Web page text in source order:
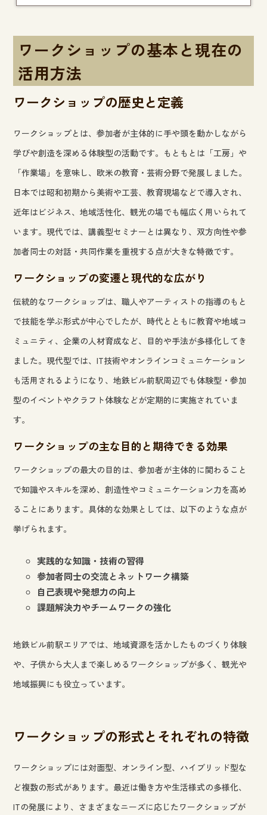
ワークショップの基本と現在の
活用方法
ワークショップの歴史と定義
ワークショップとは、参加者が主体的に手や頭を動かしながら
学びや創造を深める体験型の活動です。もともとは「工房」や
「作業場」を意味し、欧米の教育・芸術分野で発展しました。
日本では昭和初期から美術や工芸、教育現場などで導入され、
近年はビジネス、地域活性化、観光の場でも幅広く用いられて
います。現代では、講義型セミナーとは異なり、双方向性や参
加者同士の対話・共同作業を重視する点が大きな特徴です。
ワークショップの変遷と現代的な広がり
伝統的なワークショップは、職人やアーティストの指導のもと
で技能を学ぶ形式が中心でしたが、時代とともに教育や地域コ
ミュニティ、企業の人材育成など、目的や手法が多様化してき
ました。現代型では、IT技術やオンラインコミュニケーション
も活用されるようになり、地鉄ビル前駅周辺でも体験型・参加
型のイベントやクラフト体験などが定期的に実施されていま
す。
ワークショップの主な目的と期待できる効果
ワークショップの最大の目的は、参加者が主体的に関わること
で知識やスキルを深め、創造性やコミュニケーション力を高め
ることにあります。具体的な効果としては、以下のような点が
挙げられます。
実践的な知識・技術の習得
参加者同士の交流とネットワーク構築
自己表現や発想力の向上
課題解決力やチームワークの強化
地鉄ビル前駅エリアでは、地域資源を活かしたものづくり体験
や、子供から大人まで楽しめるワークショップが多く、観光や
地域振興にも役立っています。
ワークショップの形式とそれぞれの特徴
ワークショップには対面型、オンライン型、ハイブリッド型な
ど複数の形式があります。最近は働き方や生活様式の多様化、
ITの発展により、さまざまなニーズに応じたワークショップが